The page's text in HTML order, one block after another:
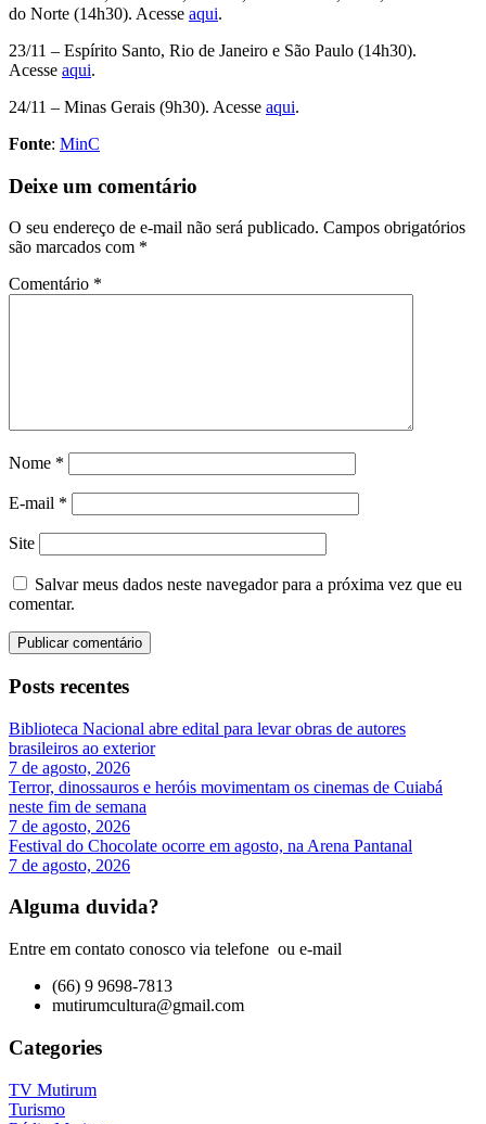
do Norte (14h30). Acesse aqui.
23/11 – Espírito Santo, Rio de Janeiro e São Paulo (14h30).
Acesse aqui.
24/11 – Minas Gerais (9h30). Acesse aqui.
Fonte: MinC
Deixe um comentário
O seu endereço de e-mail não será publicado. Campos obrigatórios
são marcados com *
Comentário *
Nome *
E-mail *
Site
Salvar meus dados neste navegador para a próxima vez que eu
comentar.
Posts recentes
Biblioteca Nacional abre edital para levar obras de autores
brasileiros ao exterior
7 de agosto, 2026
Terror, dinossauros e heróis movimentam os cinemas de Cuiabá
neste fim de semana
7 de agosto, 2026
Festival do Chocolate ocorre em agosto, na Arena Pantanal
7 de agosto, 2026
Alguma duvida?
Entre em contato conosco via telefone ou e-mail
(66) 9 9698-7813
mutirumcultura@gmail.com
Categories
TV Mutirum
Turismo